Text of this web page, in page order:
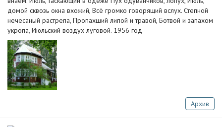
домой сквозь окна вхожий, Всё громко говорящий вслух. Степной
нечесаный растрепа, Пропахший липой и травой, Ботвой и запахом
укропа, Июльский воздух луговой. 1956 год
Архив